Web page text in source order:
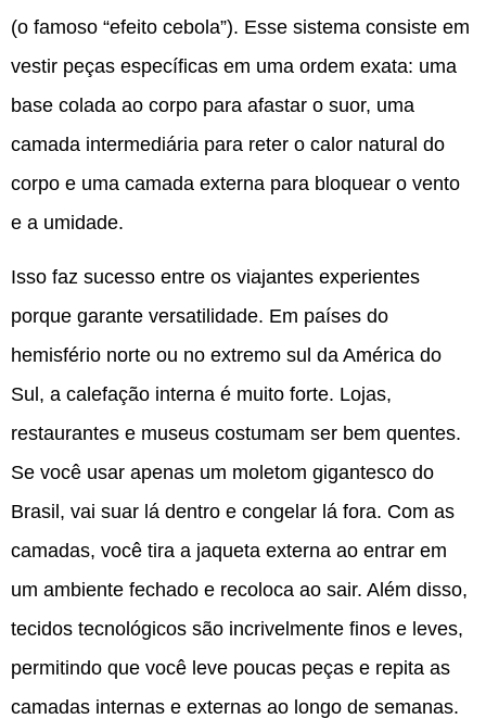
(o famoso “efeito cebola”). Esse sistema consiste em
vestir peças específicas em uma ordem exata: uma
base colada ao corpo para afastar o suor, uma
camada intermediária para reter o calor natural do
corpo e uma camada externa para bloquear o vento
e a umidade.
Isso faz sucesso entre os viajantes experientes
porque garante versatilidade. Em países do
hemisfério norte ou no extremo sul da América do
Sul, a calefação interna é muito forte. Lojas,
restaurantes e museus costumam ser bem quentes.
Se você usar apenas um moletom gigantesco do
Brasil, vai suar lá dentro e congelar lá fora. Com as
camadas, você tira a jaqueta externa ao entrar em
um ambiente fechado e recoloca ao sair. Além disso,
tecidos tecnológicos são incrivelmente finos e leves,
permitindo que você leve poucas peças e repita as
camadas internas e externas ao longo de semanas.